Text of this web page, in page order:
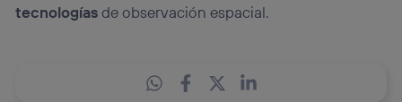
tecnologíasde observación espacial.